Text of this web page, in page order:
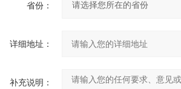
省份：
详细地址：
补充说明：